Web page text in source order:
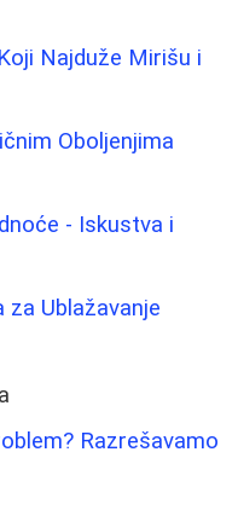
Najduže Mirišu i
Oboljenjima
- Iskustva i
za Ublažavanje
Razrešavamo